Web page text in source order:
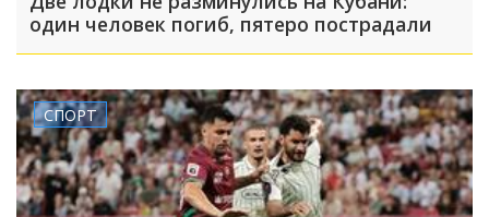
один человек погиб, пятеро пострадали
СПОРТ